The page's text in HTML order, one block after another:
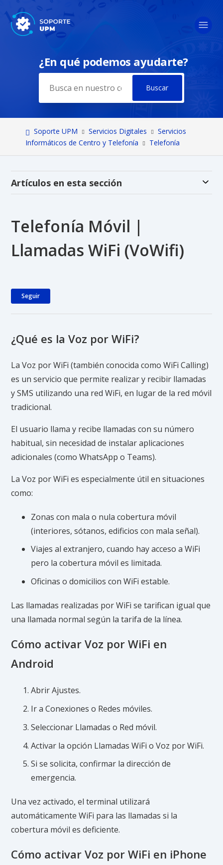
Búsqueda
¿En qué podemos ayudarte?
Soporte UPM Servicios Digitales
Servicios
Informáticos de Centro y Telefonía
Telefonía
Artículos en esta sección
Telefonía Móvil |
Llamadas WiFi (VoWifi)
Seguir
¿Qué es la Voz por WiFi?
La Voz por WiFi (también conocida como WiFi Calling)
es un servicio que permite realizar y recibir llamadas
y SMS utilizando una red WiFi, en lugar de la red móvil
tradicional.
El usuario llama y recibe llamadas con su número
habitual, sin necesidad de instalar aplicaciones
adicionales (como WhatsApp o Teams).
La Voz por WiFi es especialmente útil en situaciones
como:
Zonas con mala o nula cobertura móvil
(interiores, sótanos, edificios con mala señal).
Viajes al extranjero, cuando hay acceso a WiFi
pero la cobertura móvil es limitada.
Oficinas o domicilios con WiFi estable.
Las llamadas realizadas por WiFi se tarifican igual que
una llamada normal según la tarifa de la línea.
Cómo activar Voz por WiFi en
Android
Abrir Ajustes.
Ir a Conexiones o Redes móviles.
Seleccionar Llamadas o Red móvil.
Activar la opción Llamadas WiFi o Voz por WiFi.
Si se solicita, confirmar la dirección de
emergencia.
Una vez activado, el terminal utilizará
automáticamente WiFi para las llamadas si la
cobertura móvil es deficiente.
Cómo activar Voz por WiFi en iPhone